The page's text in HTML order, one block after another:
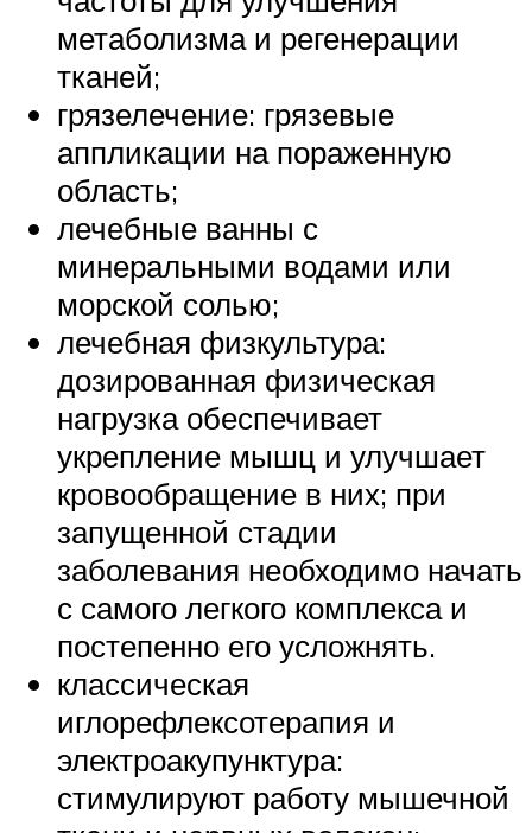
метаболизма и регенерации
тканей;
грязелечение: грязевые
аппликации на пораженную
область;
лечебные ванны с
минеральными водами или
морской солью;
лечебная физкультура:
дозированная физическая
нагрузка обеспечивает
укрепление мышц и улучшает
кровообращение в них; при
запущенной стадии
заболевания необходимо начать
с самого легкого комплекса и
постепенно его усложнять.
классическая
иглорефлексотерапия и
электроакупунктура:
стимулируют работу мышечной